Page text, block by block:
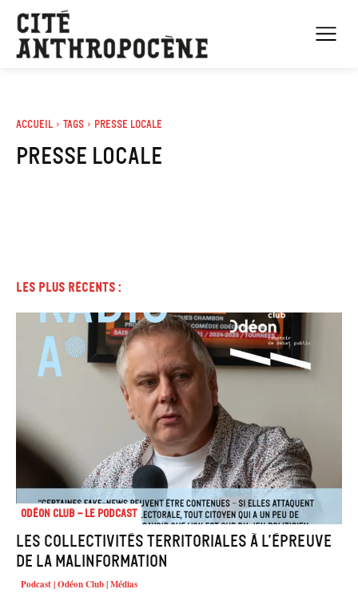
Accueil Tags Presse locale
presse locale
Les plus récents :
Odéon Club - Le Podcast
Les collectivités territoriales à l’épreuve
de la malinformation
Podcast | Odéon Club | Médias